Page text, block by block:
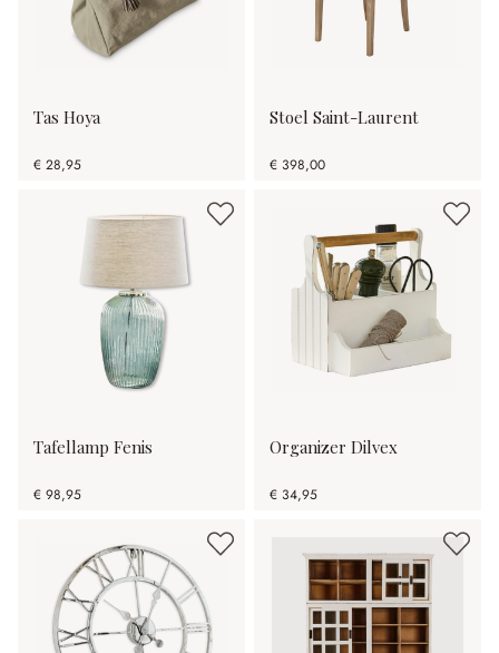
Tas Hoya
€ 28,95
Stoel Saint-Laurent
€ 398,00
Tafellamp Fenis
€ 98,95
Organizer Dilvex
€ 34,95